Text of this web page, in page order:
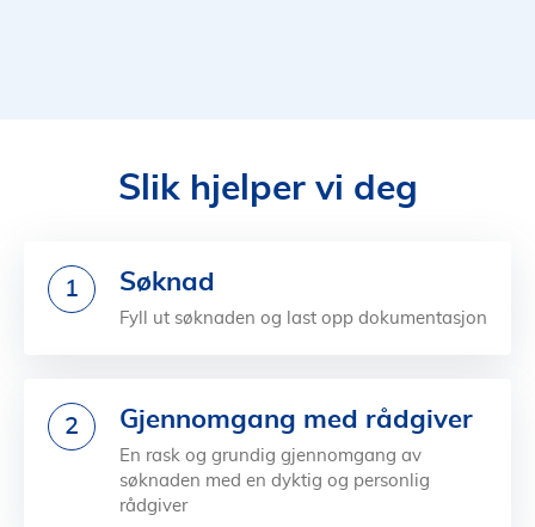
Slik hjelper vi deg
1 Søknad
Fyll ut søknaden og last opp dokumentasjon
2 Gjennomgang med rådgiver
En rask og grundig gjennomgang av
søknaden med en dyktig og personlig
rådgiver